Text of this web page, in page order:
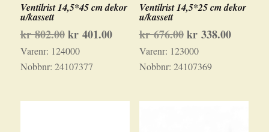
Ventilrist 14,5*45 cm dekor
u/kassett
kr802.00 Opprinnelig
pris
var:
kr401.00Nåværende
Varenr: 124000
Nobbnr: 24107377
Ventilrist 14,5*25 cm dekor
u/kassett
kr676.00 Opprinnelig
pris
var:
kr338.00
Varenr: 123000
Nobbnr: 24107369